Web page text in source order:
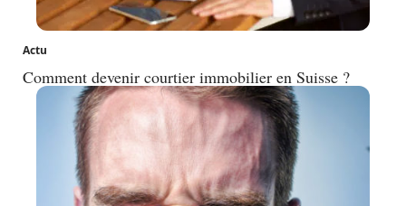
Actu
Comment devenir courtier immobilier en Suisse ?